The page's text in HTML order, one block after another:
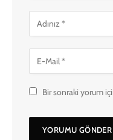
Bir sonraki yorum